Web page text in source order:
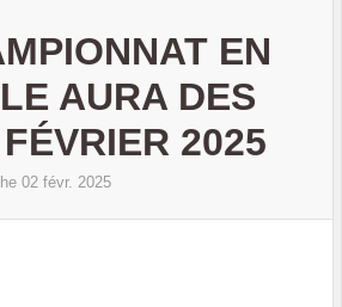
EN
AURA DES
2025
02 févr. 2025